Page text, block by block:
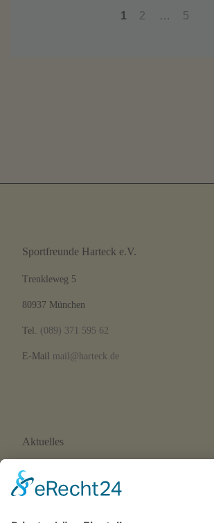
1 2 … 5
Sportfreunde Harteck e.V.
Trenkleweg 5
80937 München
Tel. (089) 371 595 62
E-Mail mail@harteck.de
Aktuelles
Neue Eltern-Kind-Turnstunde ab September 2026
Wir suchen Trainer*innen!